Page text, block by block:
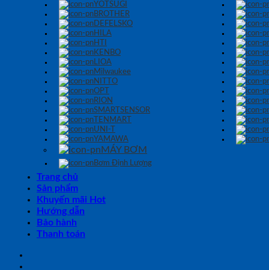
YOTSUGI
BROTHER
DEFELSKO
HILA
HTI
KENBO
LIOA
Milwaukee
NITTO
OPT
RION
SMARTSENSOR
TENMART
UNI-T
YAMAWA
MÁY BƠM
Bơm Định Lượng
Trang chủ
Sản phẩm
Khuyến mãi Hot
Hướng dẫn
Bảo hành
Thanh toán